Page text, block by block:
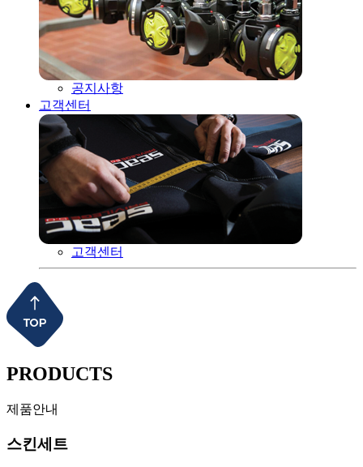
공지사항
고객센터
고객센터
PRODUCTS
제품안내
스킨세트